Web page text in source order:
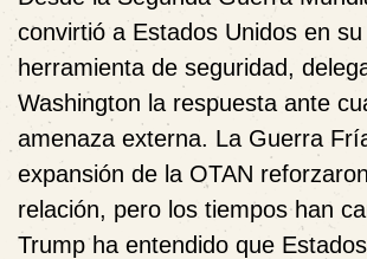
convirtió a Estados Unidos en su
herramienta de seguridad,
Washington la respuesta ante
amenaza externa. La Guerra
expansión de la OTAN
relación, pero los tiempos han
Trump ha entendido que